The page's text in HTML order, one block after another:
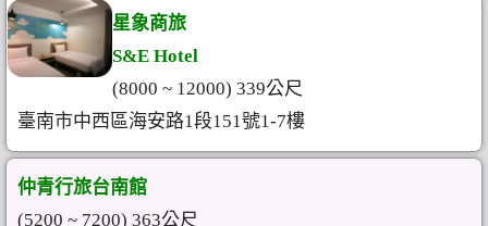
星象商旅
S&E Hotel
(8000 ~ 12000) 339公尺
臺南市中西區海安路1段151號1-7樓
仲青行旅台南館
(5200 ~ 7200) 363公尺